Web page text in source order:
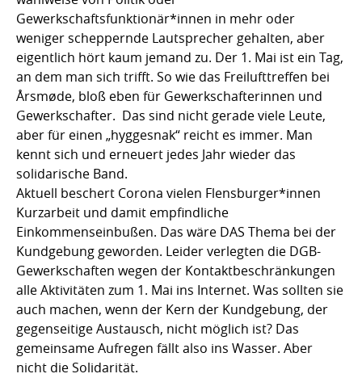
Gewerkschaftsfunktionär*innen in mehr oder
weniger scheppernde Lautsprecher gehalten, aber
eigentlich hört kaum jemand zu. Der 1. Mai ist ein Tag,
an dem man sich trifft. So wie das Freilufttreffen bei
Årsmøde, bloß eben für Gewerkschafterinnen und
Gewerkschafter. Das sind nicht gerade viele Leute,
aber für einen „hyggesnak“ reicht es immer. Man
kennt sich und erneuert jedes Jahr wieder das
solidarische Band.
Aktuell beschert Corona vielen Flensburger*innen
Kurzarbeit und damit empfindliche
Einkommenseinbußen. Das wäre DAS Thema bei der
Kundgebung geworden. Leider verlegten die DGB-
Gewerkschaften wegen der Kontaktbeschränkungen
alle Aktivitäten zum 1. Mai ins Internet. Was sollten sie
auch machen, wenn der Kern der Kundgebung, der
gegenseitige Austausch, nicht möglich ist? Das
gemeinsame Aufregen fällt also ins Wasser. Aber
nicht die Solidarität.